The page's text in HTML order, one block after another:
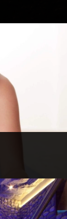
Tirol |